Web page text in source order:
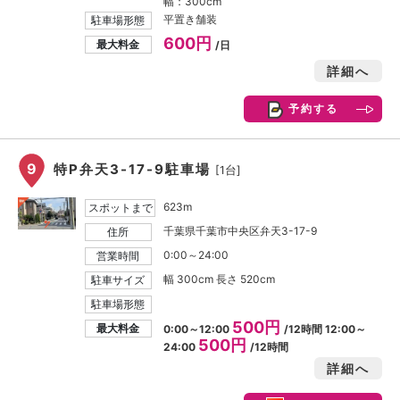
駐車場形態
平置き舗装
最大料金
600円/日
詳細へ
予約する
9 特P弁天3-17-9駐車場 [1台]
スポットまで
623m
住所
千葉県千葉市中央区弁天3-17-9
営業時間
0:00～24:00
駐車サイズ
幅 300cm 長さ 520cm
駐車場形態
最大料金
0:00～12:00 500円 /12時間 12:00～
24:00 500円 /12時間
詳細へ